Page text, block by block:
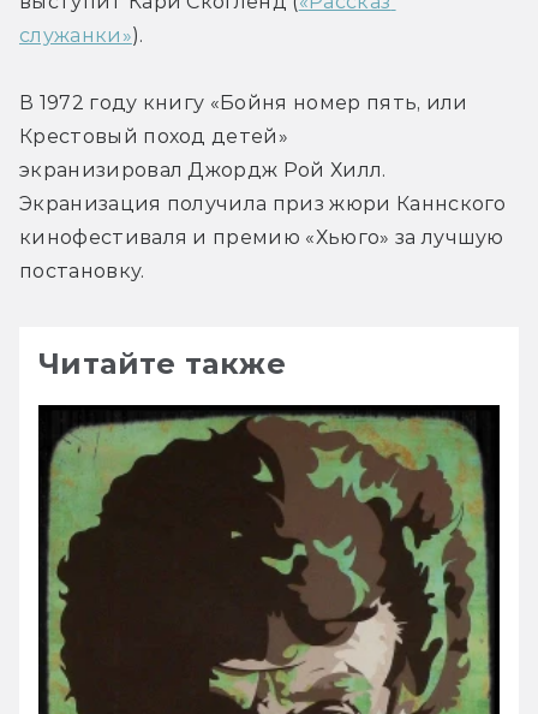
служанки»).
В 1972 году книгу «Бойня номер пять, или
Крестовый поход детей»
экранизировал Джордж Рой Хилл.
Экранизация получила приз жюри Каннского
кинофестиваля и премию «Хьюго» за лучшую
постановку.
Читайте также